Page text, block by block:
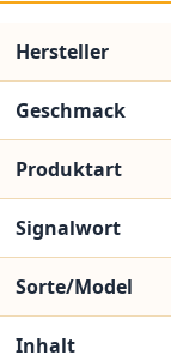
Hersteller
Geschmack
Produktart
Signalwort
Sorte/Model
Inhalt